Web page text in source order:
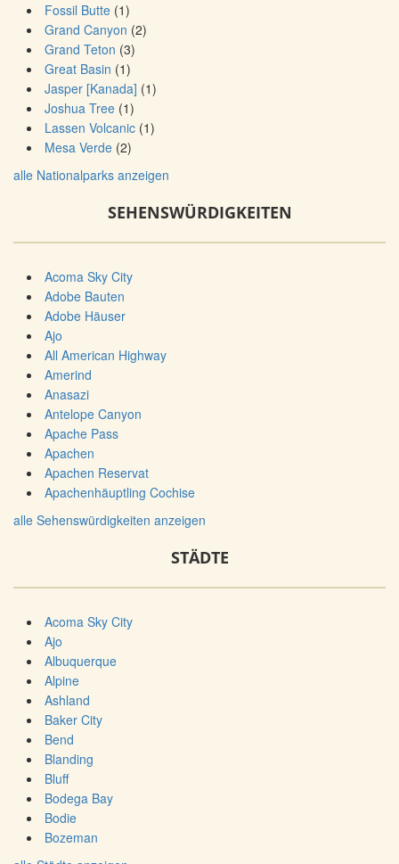
Fossil Butte (1)
Grand Canyon (2)
Grand Teton (3)
Great Basin (1)
Jasper [Kanada] (1)
Joshua Tree (1)
Lassen Volcanic (1)
Mesa Verde (2)
alle Nationalparks anzeigen
SEHENSWÜRDIGKEITEN
Acoma Sky City
Adobe Bauten
Adobe Häuser
Ajo
All American Highway
Amerind
Anasazi
Antelope Canyon
Apache Pass
Apachen
Apachen Reservat
Apachenhäuptling Cochise
alle Sehenswürdigkeiten anzeigen
STÄDTE
Acoma Sky City
Ajo
Albuquerque
Alpine
Ashland
Baker City
Bend
Blanding
Bluff
Bodega Bay
Bodie
Bozeman